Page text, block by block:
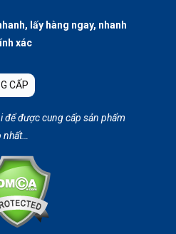
lấy hàng ngay, nhanh
xác
CẤP
để được cung cấp sản phẩm